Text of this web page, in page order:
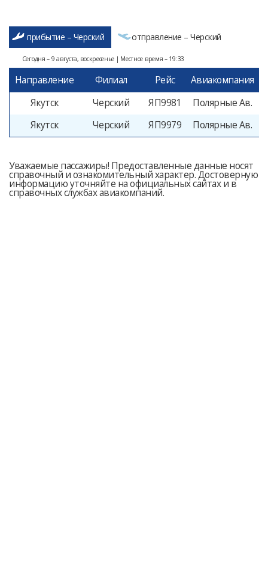
прибытие – Черский отправление – Черский
Сегодня – 9 августа, воскресенье | Местное время – 19:33
Направление Филиал Рейс
Авиакомпания
Якутск
Черский ЯП9981
Полярные Ав.
Якутск
Черский ЯП9979 Полярные Ав.
Уважаемые пассажиры! Предоставленные данные носят
справочный и ознакомительный характер. Достоверную
информацию уточняйте на официальных сайтах и в
справочных службах авиакомпаний.